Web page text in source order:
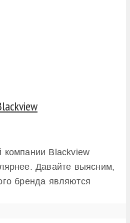
компании Blackview
Давайте выясним,
бренда являются